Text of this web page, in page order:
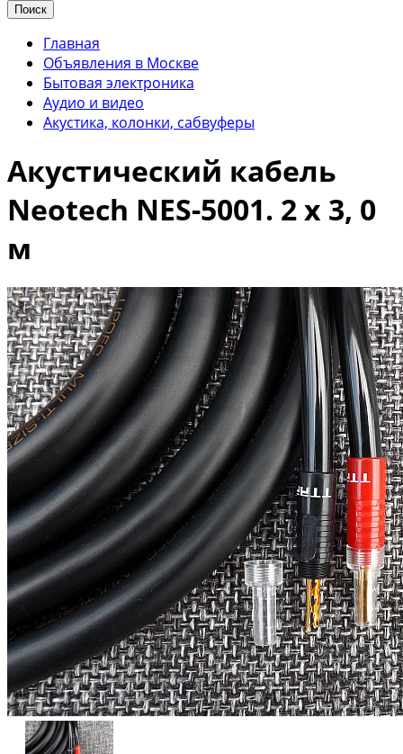
Поиск
Главная
Объявления в Москве
Бытовая электроника
Аудио и видео
Акустика, колонки, сабвуферы
Акустический кабель
Neotech NES-5001. 2 х 3, 0
м